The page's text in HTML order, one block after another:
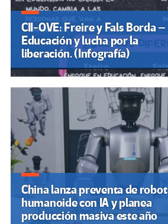
CII-OVE: Freire y Fals Borda –
Educación y lucha por la
liberación. (Infografía)
China lanza preventa de robot
humanoide con IA y planea
producción masiva este año